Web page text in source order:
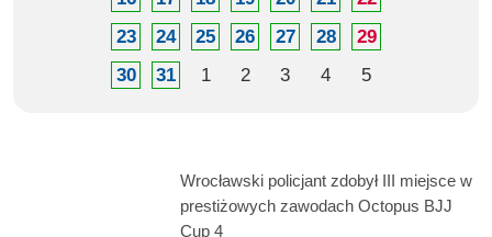
23
24 25 26 27 28
29
30
31 1 2 3 4 5
Wrocławski policjant zdobył III miejsce w
prestiżowych zawodach Octopus BJJ
Cup 4